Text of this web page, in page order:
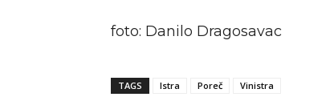
foto: Danilo Dragosavac
TAGS Istra Poreč Vinistra